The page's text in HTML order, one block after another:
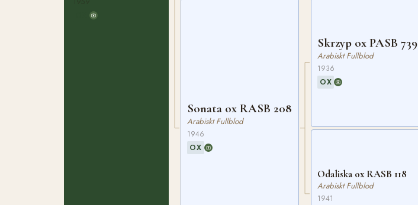
Sonata ox RASB 208
Arabiskt Fullblod
1946
OX
Skrzyp ox PASB 739
Arabiskt Fullblod
1936
OX
Odaliska ox RASB 118
Arabiskt Fullblod
1941